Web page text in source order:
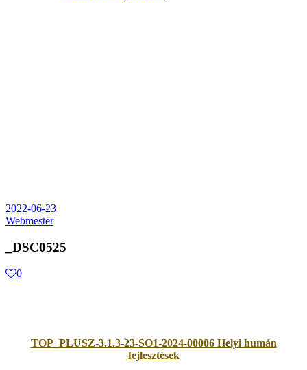
2022-06-23
Webmester
_DSC0525
0
TOP_PLUSZ-3.1.3-23-SO1-2024-00006 Helyi humán
fejlesztések